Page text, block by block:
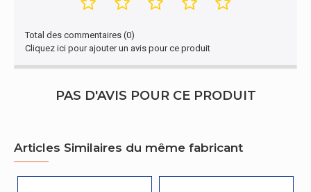
Total des commentaires (0)
Cliquez ici pour ajouter un avis pour ce produit
PAS D'AVIS POUR CE PRODUIT
Articles Similaires du même fabricant